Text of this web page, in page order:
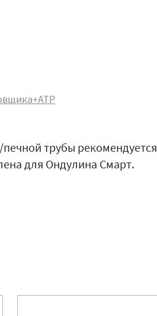
трубы рекомендуется
для Ондулина Смарт.